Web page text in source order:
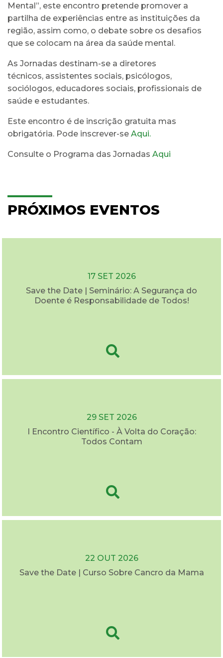
Mental”, este encontro pretende promover a
partilha de experiências entre as instituições da
região, assim como, o debate sobre os desafios
que se colocam na área da saúde mental.
As Jornadas destinam-se a diretores
técnicos, assistentes sociais, psicólogos,
sociólogos, educadores sociais, profissionais de
saúde e estudantes.
Este encontro é de inscrição gratuita mas
obrigatória. Pode inscrever-se Aqui.
Consulte o Programa das Jornadas Aqui
PRÓXIMOS EVENTOS
17 SET 2026
Save the Date | Seminário: A Segurança do
Doente é Responsabilidade de Todos!
29 SET 2026
I Encontro Científico - À Volta do Coração:
Todos Contam
22 OUT 2026
Save the Date | Curso Sobre Cancro da Mama